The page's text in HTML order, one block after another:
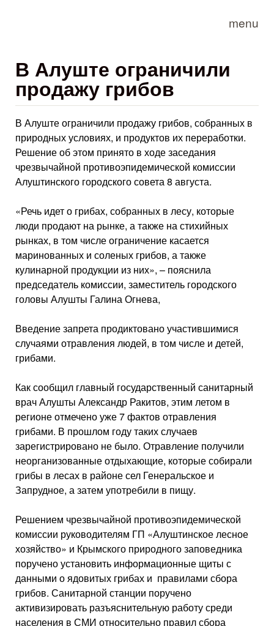
menu
В Алуште ограничили
продажу грибов
В Алуште ограничили продажу грибов, собранных в
природных условиях, и продуктов их переработки.
Решение об этом принято в ходе заседания
чрезвычайной противоэпидемической комиссии
Алуштинского городского совета 8 августа.
«Речь идет о грибах, собранных в лесу, которые
люди продают на рынке, а также на стихийных
рынках, в том числе ограничение касается
маринованных и соленых грибов, а также
кулинарной продукции из них», – пояснила
председатель комиссии, заместитель городского
головы Алушты Галина Огнева,
Введение запрета продиктовано участившимися
случаями отравления людей, в том числе и детей,
грибами.
Как сообщил главный государственный санитарный
врач Алушты Александр Ракитов, этим летом в
регионе отмечено уже 7 фактов отравления
грибами. В прошлом году таких случаев
зарегистрировано не было. Отравление получили
неорганизованные отдыхающие, которые собирали
грибы в лесах в районе сел Генеральское и
Запрудное, а затем употребили в пищу.
Решением чрезвычайной противоэпидемической
комиссии руководителям ГП «Алуштинское лесное
хозяйство» и Крымского природного заповедника
поручено установить информационные щиты с
данными о ядовитых грибах и правилами сбора
грибов. Санитарной станции поручено
активизировать разъяснительную работу среди
населения в СМИ относительно правил сбора